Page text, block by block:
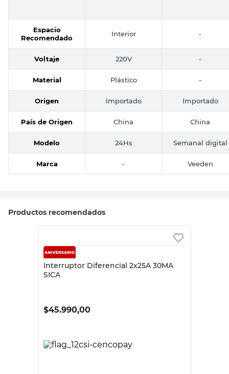
Espacio
Recomendado
Interior -
Voltaje 220V -
Material Plástico -
Origen Importado Importado
País de Origen China China
Modelo 24Hs Semanal digital
Marca - Veeden
Productos recomendados
SICA
Interruptor Diferencial 2x25A 30MA
SICA
$45.990,00